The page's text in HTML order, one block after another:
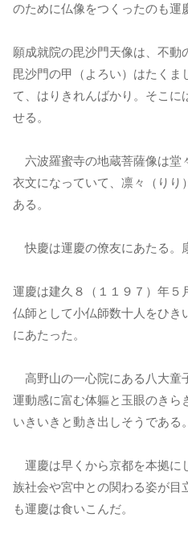
のために仏像をつくったのも運
願成就院の毘沙門天像は、不動
毘沙門の甲（よろい）はたくま
て、はりきれんばかり。そこに
せる。
六波羅蜜寺の地蔵菩薩像は堂
衣文になっていて、凛々（りり
ある。
快慶は運慶の僚友にあたる。
運慶は建久８（１１９７）年５
仏師として小仏師数十人をひき
にあたった。
高野山の一心院にある八大童
運動感に富む体軀と玉眼のきら
いきいきと動き出しそうである。
運慶は早くから京都を本拠に
族社会や宮中との関わる姿が目
も運慶は食いこんだ。